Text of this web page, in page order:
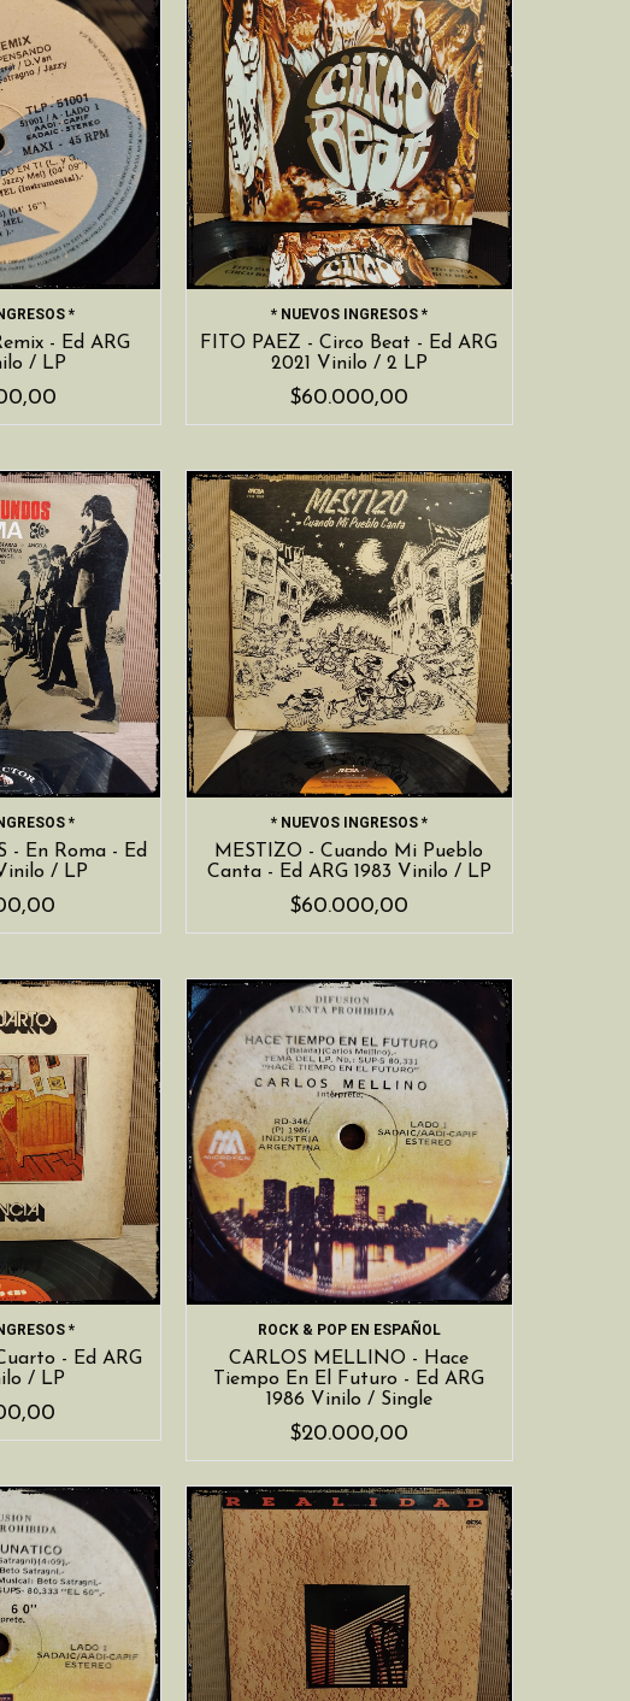
*
- Ed ARG
/ LP
* NUEVOS INGRESOS *
FITO PAEZ - Circo Beat - Ed ARG
2021 Vinilo / 2 LP
$60.000,00
*
- En Roma - Ed
/ LP
* NUEVOS INGRESOS *
MESTIZO - Cuando Mi Pueblo
Canta - Ed ARG 1983 Vinilo / LP
$60.000,00
*
- Ed ARG
/ LP
ROCK & POP EN ESPAÑOL
CARLOS MELLINO - Hace
Tiempo En El Futuro - Ed ARG
1986 Vinilo / Single
$20.000,00